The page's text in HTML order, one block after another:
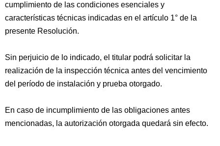
cumplimiento de las condiciones esenciales y
características técnicas indicadas en el artículo 1° de la
presente Resolución.
Sin perjuicio de lo indicado, el titular podrá solicitar la
realización de la inspección técnica antes del vencimiento
del período de instalación y prueba otorgado.
En caso de incumplimiento de las obligaciones antes
mencionadas, la autorización otorgada quedará sin efecto.